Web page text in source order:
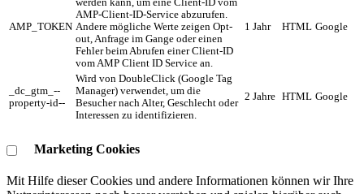
AMP_TOKEN
werden kann, um eine Client-ID vom
AMP-Client-ID-Service abzurufen.
Andere mögliche Werte zeigen Opt-
out, Anfrage im Gange oder einen
Fehler beim Abrufen einer Client-ID
vom AMP Client ID Service an.
1 Jahr HTML Google
_dc_gtm_--
property-id--
Wird von DoubleClick (Google Tag
Manager) verwendet, um die
Besucher nach Alter, Geschlecht oder
Interessen zu identifizieren.
2 Jahre HTML Google
Marketing Cookies
Mit Hilfe dieser Cookies und andere Informationen können wir Ihre